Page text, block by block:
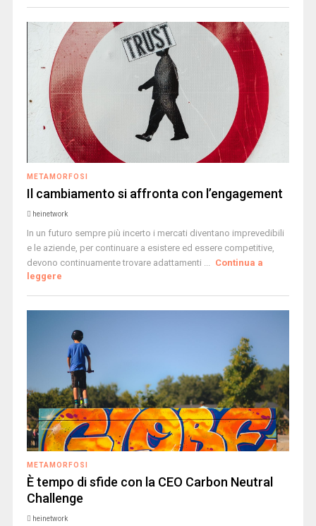
METAMORFOSI
Il cambiamento si affronta con l’engagement
heinetwork
In un futuro sempre più incerto i mercati diventano imprevedibili
e le aziende, per continuare a esistere ed essere competitive,
devono continuamente trovare adattamenti ... Continua a
leggere
METAMORFOSI
È tempo di sfide con la CEO Carbon Neutral
Challenge
heinetwork